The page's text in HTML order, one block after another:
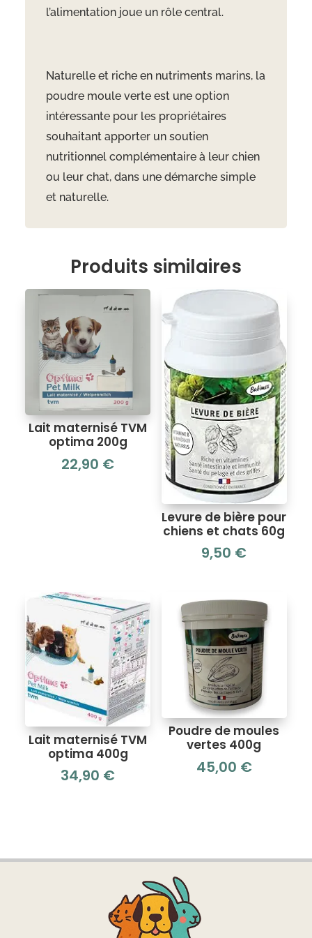
l’alimentation joue un rôle central.
Naturelle et riche en nutriments marins, la
poudre moule verte est une option
intéressante pour les propriétaires
souhaitant apporter un soutien
nutritionnel complémentaire à leur chien
ou leur chat, dans une démarche simple
et naturelle.
Produits similaires
Lait maternisé TVM
optima 200g
22,90 €
Levure de bière pour
chiens et chats 60g
9,50 €
Lait maternisé TVM
optima 400g
34,90 €
Poudre de moules
vertes 400g
45,00 €